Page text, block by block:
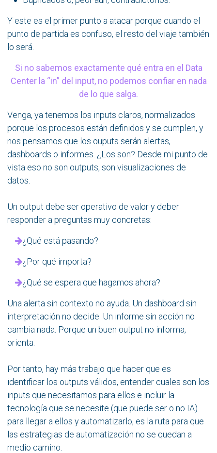
Y este es el primer punto a atacar porque cuando el
punto de partida es confuso, el resto del viaje también
lo será.
Si no sabemos exactamente qué entra en el Data
Center la “in” del input, no podemos confiar en nada
de lo que salga.
Venga, ya tenemos los inputs claros, normalizados
porque los procesos están definidos y se cumplen, y
nos pensamos que los ouputs serán alertas,
dashboards o informes. ¿Los son? Desde mi punto de
vista eso no son outputs, son visualizaciones de
datos.
Un output debe ser operativo de valor y deber
responder a preguntas muy concretas:
¿Qué está pasando?
¿Por qué importa?
¿Qué se espera que hagamos ahora?
Una alerta sin contexto no ayuda. Un dashboard sin
interpretación no decide. Un informe sin acción no
cambia nada. Porque un buen output no informa,
orienta.
Por tanto, hay más trabajo que hacer que es
identificar los outputs válidos, entender cuales son los
inputs que necesitamos para ellos e incluir la
tecnología que se necesite (que puede ser o no IA)
para llegar a ellos y automatizarlo, es la ruta para que
las estrategias de automatización no se quedan a
medio camino.